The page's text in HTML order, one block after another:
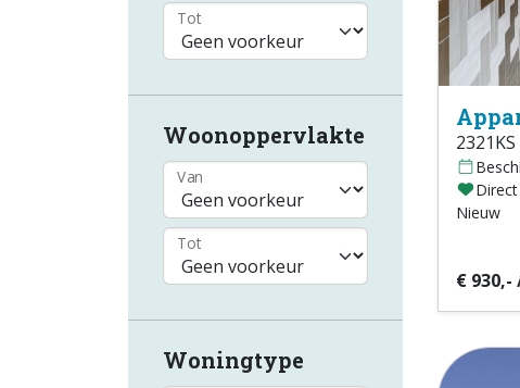
Tot
Woonoppervlakte
Van
Tot
Woningtype
Nieuw
€